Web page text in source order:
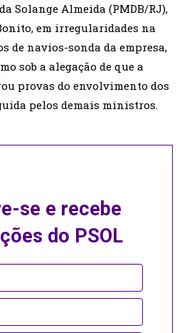
Solange Almeida (PMDB/RJ),
em irregularidades na
de navios-sonda da empresa,
sob a alegação de que a
provas do envolvimento dos
pelos demais ministros.
se e recebe
do PSOL